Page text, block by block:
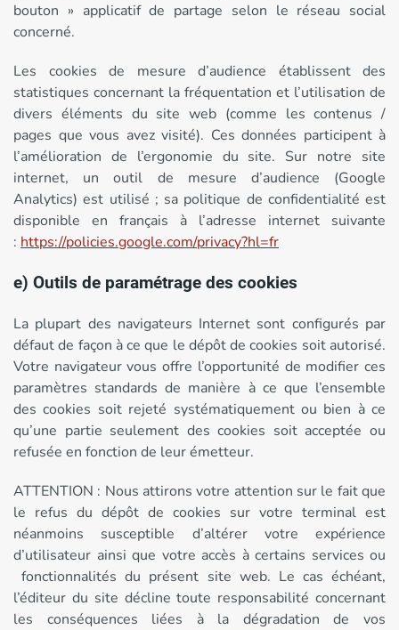
bouton » applicatif de partage selon le réseau social
concerné.
Les cookies de mesure d’audience établissent des
statistiques concernant la fréquentation et l’utilisation de
divers éléments du site web (comme les contenus /
pages que vous avez visité). Ces données participent à
l’amélioration de l’ergonomie du site. Sur notre site
internet, un outil de mesure d’audience (Google
Analytics) est utilisé ; sa politique de confidentialité est
disponible en français à l’adresse internet suivante
: https://policies.google.com/privacy?hl=fr
e) Outils de paramétrage des cookies
La plupart des navigateurs Internet sont configurés par
défaut de façon à ce que le dépôt de cookies soit autorisé.
Votre navigateur vous offre l’opportunité de modifier ces
paramètres standards de manière à ce que l’ensemble
des cookies soit rejeté systématiquement ou bien à ce
qu’une partie seulement des cookies soit acceptée ou
refusée en fonction de leur émetteur.
ATTENTION : Nous attirons votre attention sur le fait que
le refus du dépôt de cookies sur votre terminal est
néanmoins susceptible d’altérer votre expérience
d’utilisateur ainsi que votre accès à certains services ou
fonctionnalités du présent site web. Le cas échéant,
l’éditeur du site décline toute responsabilité concernant
les conséquences liées à la dégradation de vos